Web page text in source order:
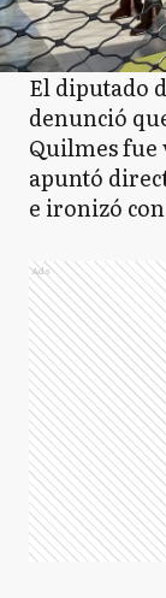
El diputado
denunció
Quilmes fue
apuntó
e ironizó
Ads